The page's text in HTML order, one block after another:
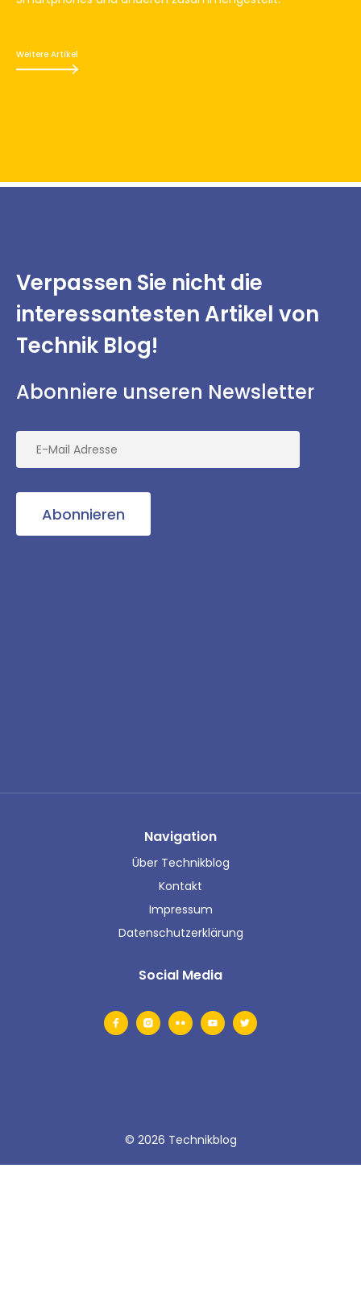
Weitere Artikel
Verpassen Sie nicht die
interessantestenArtikel von
Technik Blog!
Abonniere unseren Newsletter
Abonnieren
© 2026 Technikblog
Navigation
Über Technikblog
Kontakt
Impressum
Datenschutzerklärung
Social Media